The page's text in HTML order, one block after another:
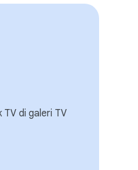
TV di galeri TV